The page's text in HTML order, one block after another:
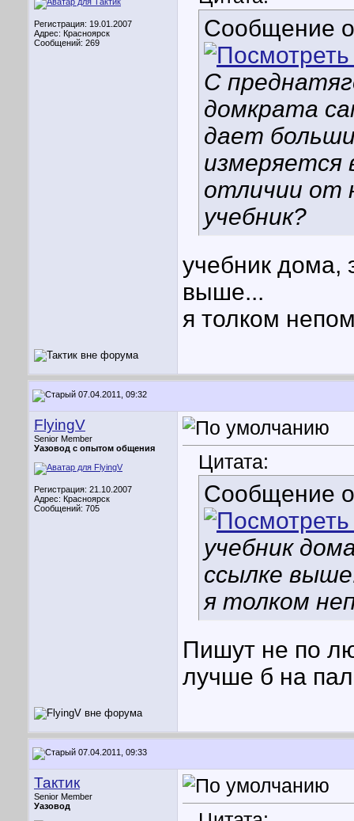
Регистрация: 19.01.2007
Адрес: Красноярск
Сообщений: 269
Сообщение
С
домкрата
дает
измеряется
отличии от
учебник?
учебник дома,
выше...
я толком
07.04.2011, 09:32
FlyingV
Senior Member
Уазовод с опытом общения
Регистрация: 21.10.2007
Адрес: Красноярск
Сообщений: 705
Цитата:
Сообщение
учебник
ссылке
я толком
Пишут не по
лучше б на
07.04.2011, 09:33
Тактик
Senior Member
Уазовод